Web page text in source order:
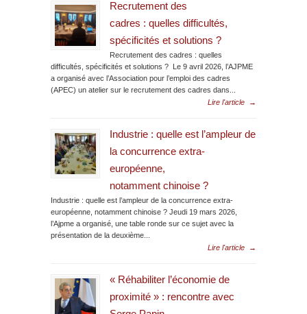
Recrutement des
cadres : quelles difficultés,
spécificités et solutions ?
Recrutement des cadres : quelles
difficultés, spécificités et solutions ? Le 9 avril 2026, l’AJPME
a organisé avec l’Association pour l’emploi des cadres
(APEC) un atelier sur le recrutement des cadres dans...
Lire l'article
→
Industrie : quelle est l’ampleur de
la concurrence extra-
européenne,
notamment chinoise ?
Industrie : quelle est l’ampleur de la concurrence extra-
européenne, notamment chinoise ? Jeudi 19 mars 2026,
l’Ajpme a organisé, une table ronde sur ce sujet avec la
présentation de la deuxième...
Lire l'article
→
« Réhabiliter l’économie de
proximité » : rencontre avec